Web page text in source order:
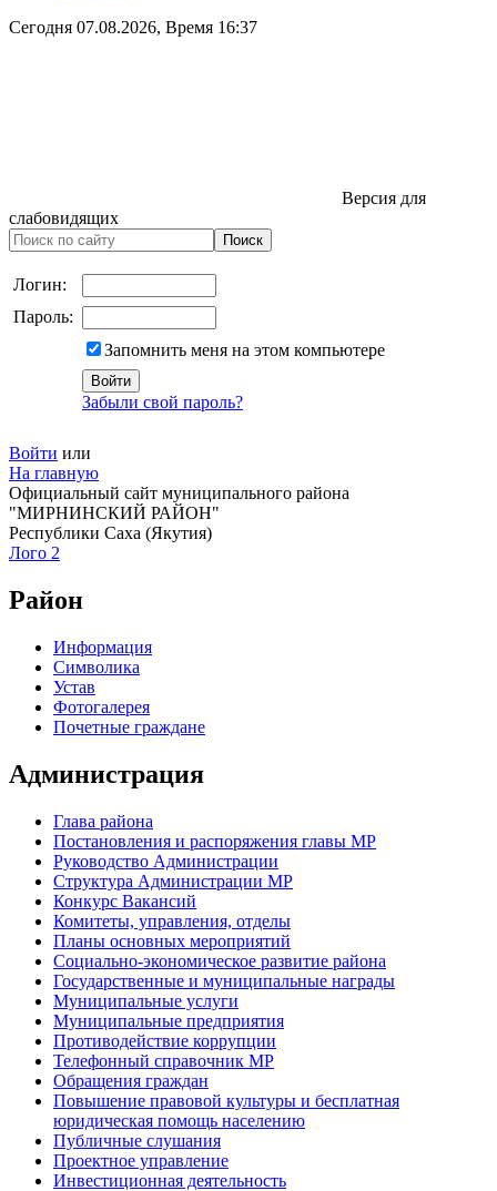
Сегодня 07.08.2026, Время 16:37
Версия для
слабовидящих
Логин:
Пароль:
Запомнить меня на этом компьютере
Забыли свой пароль?
Войти или
На главную
Официальный сайт муниципального района
"МИРНИНСКИЙ РАЙОН"
Республики Саха (Якутия)
Лого 2
Район
Информация
Символика
Устав
Фотогалерея
Почетные граждане
Администрация
Глава района
Постановления и распоряжения главы МР
Руководство Администрации
Структура Администрации МР
Конкурс Вакансий
Комитеты, управления, отделы
Планы основных мероприятий
Социально-экономическое развитие района
Государственные и муниципальные награды
Муниципальные услуги
Муниципальные предприятия
Противодействие коррупции
Телефонный справочник МР
Обращения граждан
Повышение правовой культуры и бесплатная
юридическая помощь населению
Публичные слушания
Проектное управление
Инвестиционная деятельность